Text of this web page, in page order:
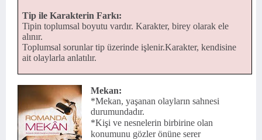
Tip ile Karakterin Farkı:
Tipin toplumsal boyutu vardır. Karakter, birey olarak ele
alınır.
Toplumsal sorunlar tip üzerinde işlenir.Karakter, kendisine
ait olaylarla anlatılır.
Mekan:
*Mekan, yaşanan olayların sahnesi
durumundadır.
*Kişi ve nesnelerin birbirine olan
konumunu gözler önüne serer